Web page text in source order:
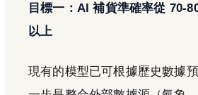
目標一：AI 補貨準確率從 70-
以上
現有的模型已可根據歷史數據